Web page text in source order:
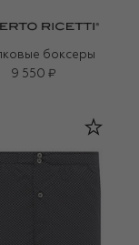
боксеры
9 550 ₽